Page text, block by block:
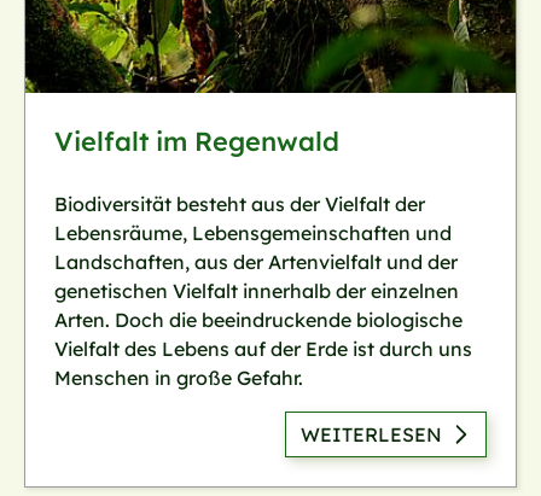
Vielfalt im Regenwald
Biodiversität besteht aus der Vielfalt der
Lebensräume, Lebensgemeinschaften und
Landschaften, aus der Artenvielfalt und der
genetischen Vielfalt innerhalb der einzelnen
Arten. Doch die beeindruckende biologische
Vielfalt des Lebens auf der Erde ist durch uns
Menschen in große Gefahr.
WEITERLESEN